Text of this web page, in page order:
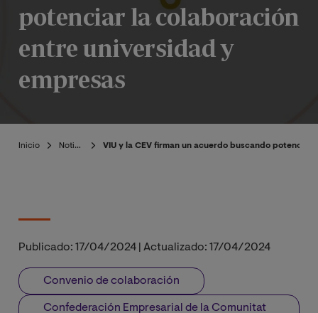
potenciar la colaboración
entre universidad y
empresas
Inicio Noticias VIU y la CEV firman un acuerdo buscando
Publicado: 17/04/2024 Actualizado: 17/04/2024
Convenio de colaboración
Confederación Empresarial de la Comunitat